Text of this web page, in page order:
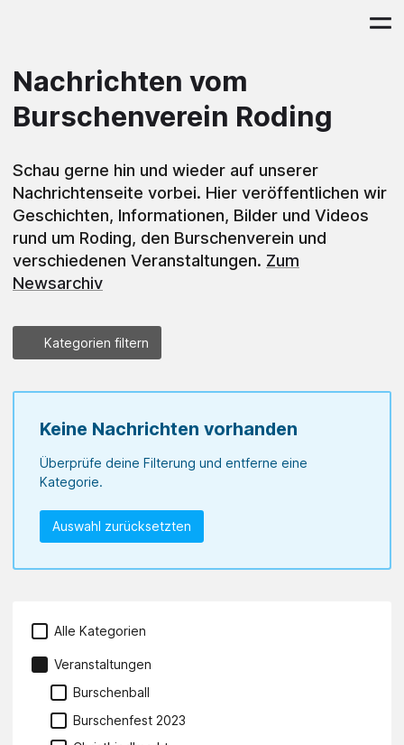
Nachrichten vom
Burschenverein Roding
Schau gerne hin und wieder auf unserer
Nachrichtenseite vorbei. Hier veröffentlichen wir
Geschichten, Informationen, Bilder und Videos
rund um Roding, den Burschenverein und
verschiedenen Veranstaltungen. Zum
Newsarchiv
Kategorien filtern
Keine Nachrichten vorhanden
Überprüfe deine Filterung und entferne eine
Kategorie.
Auswahl zurücksetzten
Alle Kategorien
Veranstaltungen
Burschenball
Burschenfest 2023